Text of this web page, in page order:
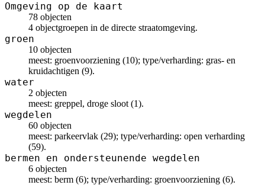
Omgeving op de kaart
78 objecten
4 objectgroepen in de directe straatomgeving.
groen
10 objecten
meest: groenvoorziening (10); type/verharding: gras- en
kruidachtigen (9).
water
2 objecten
meest: greppel, droge sloot (1).
wegdelen
60 objecten
meest: parkeervlak (29); type/verharding: open verharding
(59).
bermen en ondersteunende wegdelen
6 objecten
meest: berm (6); type/verharding: groenvoorziening (6).